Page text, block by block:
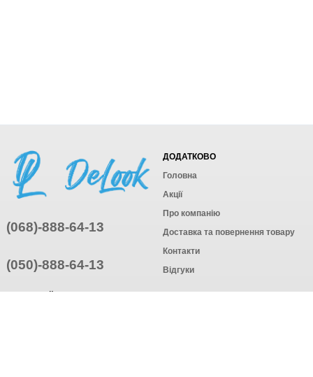
(068)-888-64-13
(050)-888-64-13
ДОДАТКОВО
Головна
Акції
Про компанію
Доставка та повернення товару
Контакти
Відгуки